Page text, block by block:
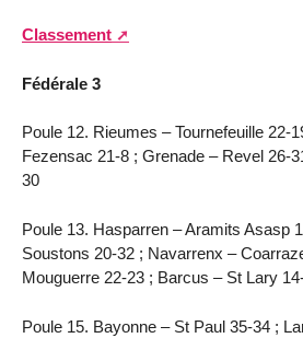
Classement
Fédérale 3
Poule 12. Rieumes – Tournefeuille 22-
Fezensac 21-8 ; Grenade – Revel 26-
30
Poule 13. Hasparren – Aramits Asasp
Soustons 20-32 ; Navarrenx –
Mouguerre 22-23 ; Barcus – St Lary
Poule 15. Bayonne – St Paul 35-34 ;